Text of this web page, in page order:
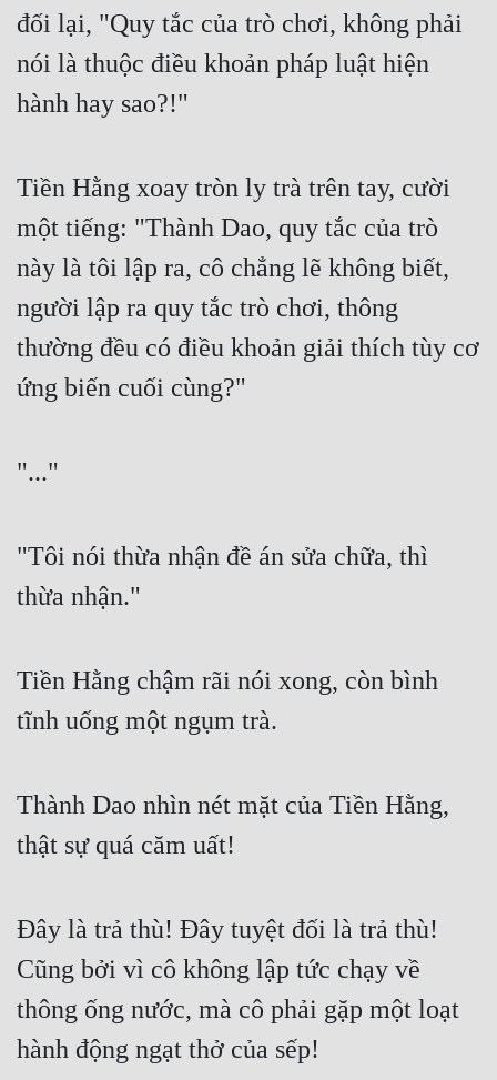
đối lại, "Quy tắc của trò chơi, không phải
nói là thuộc điều khoản pháp luật hiện
hành hay sao?!"
Tiền Hằng xoay tròn ly trà trên tay, cười
một tiếng: "Thành Dao, quy tắc của trò
này là tôi lập ra, cô chẳng lẽ không biết,
người lập ra quy tắc trò chơi, thông
thường đều có điều khoản giải thích tùy cơ
ứng biến cuối cùng?"
"..."
"Tôi nói thừa nhận đề án sửa chữa, thì
thừa nhận."
Tiền Hằng chậm rãi nói xong, còn bình
tĩnh uống một ngụm trà.
Thành Dao nhìn nét mặt của Tiền Hằng,
thật sự quá căm uất!
Đây là trả thù! Đây tuyệt đối là trả thù!
Cũng bởi vì cô không lập tức chạy về
thông ống nước, mà cô phải gặp một loạt
hành động ngạt thở của sếp!